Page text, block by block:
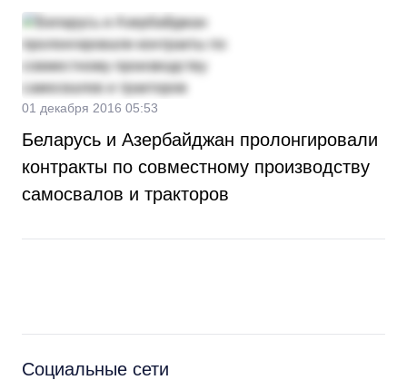
01 декабря 2016 05:53
Беларусь и Азербайджан пролонгировали
контракты по совместному производству
самосвалов и тракторов
Социальные сети